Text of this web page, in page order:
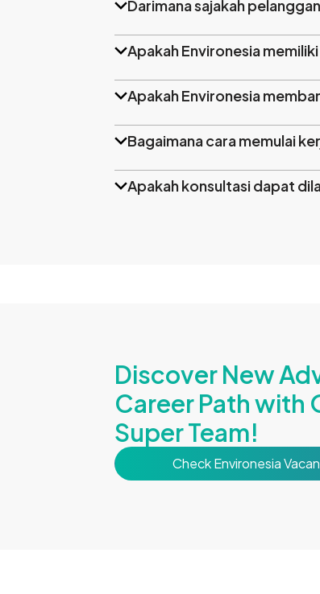
Darimana sajakah
Apakah Environesia
Apakah Environesia
Bagaimana cara memulai
Apakah konsultasi dapat
Discover New
Career Path with
Super Team!
Check Environesia